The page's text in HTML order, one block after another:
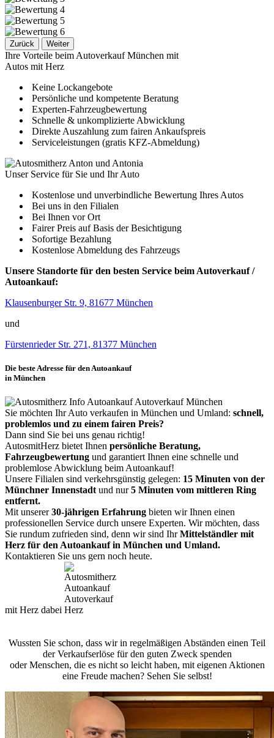
Zurück Weiter
Ihre Vorteile beim Autoverkauf München mit
Autos mit Herz
Keine Lockangebote
Persönliche und kompetente Beratung
Experten-Fahrzeugbewertung
Schnelle & unkomplizierte Abwicklung
Direkte Auszahlung zum fairen Ankaufspreis
Serviceleistungen (gratis KFZ-Abmeldung)
Unser Service für Sie und Ihr Auto
Kostenlose und unverbindliche Bewertung Ihres Autos
Bei uns in den Filialen
Bei Ihnen vor Ort
Fairer Preis auf Basis der Besichtigung
Sofortige Bezahlung
Kostenlose Abmeldung des Fahrzeugs
Unsere Standorte für den besten Service beim Autoverkauf /
Autoankauf:
Klausenburger Str. 9, 81677 München
und
Fürstenrieder Str. 271, 81377 München
Die beste Adresse für den Autoankauf
in München
Sie möchten Ihr Auto verkaufen in München und Umland: schnell,
problemlos und zu einem fairen Preis?
Dann sind Sie bei uns genau richtig!
AutosmitHerz bietet Ihnen persönliche Beratung,
Fahrzeugbewertung und garantiert Ihnen eine schnelle und
problemlose Abwicklung beim Autoankauf!
Unsere Filialen sind verkehrsgünstig gelegen: 15 Minuten von der
Münchner Innenstadt und nur5 Minuten vom mittleren Ring
entfernt.
Mit unserer30-jährigen Erfahrung bieten wir Ihnen einen
professionellen Service durch unsere Experten. Wir möchten, dass
Sie rundum zufrieden sind, denn wir sind IhrMittelständler mit
Herz für den Autoankauf in München und Umland.
Kontaktieren Sie uns gern noch heute.
mit Herz dabei
Wussten Sie schon, dass wir in regelmäßigen Abständen einen Teil
der Verkaufserlöse für den guten Zweck spenden
oder Menschen, die es nicht so leicht haben, mit eigenen Aktionen
eine Freude machen? Sehen Sie selbst!